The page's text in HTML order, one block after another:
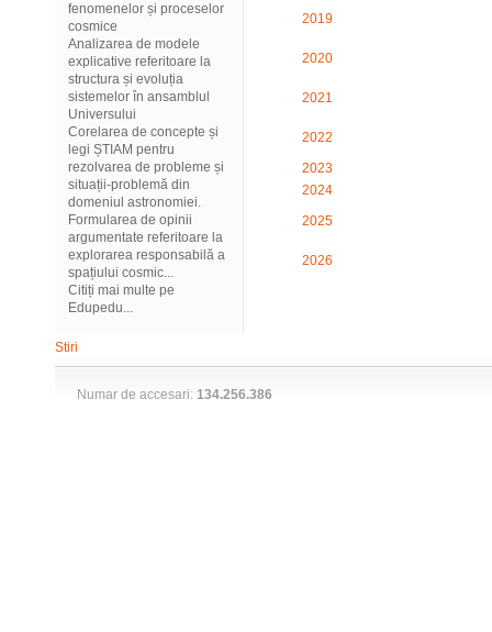
fenomenelor și proceselor
cosmice
Analizarea de modele
explicative referitoare la
structura și evoluția
sistemelor în ansamblul
Universului
Corelarea de concepte și
legi ȘTIAM pentru
rezolvarea de probleme și
situații-problemă din
domeniul astronomiei.
Formularea de opinii
argumentate referitoare la
explorarea responsabilă a
spațiului cosmic...
Citiți mai multe pe
Edupedu...
2019
2020
2021
2022
2023
2024
2025
2026
Stiri
Numar de accesari: 134.256.386